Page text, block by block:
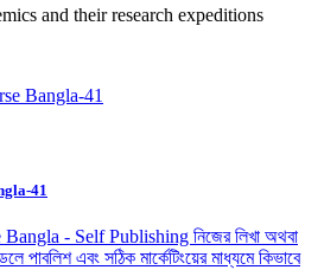
and their research expeditions
41
- Self Publishing নিজের লিখা অথবা
পাবলিশ এবং সঠিক মার্কেটিংয়ের মাধ্যমে কিভাবে